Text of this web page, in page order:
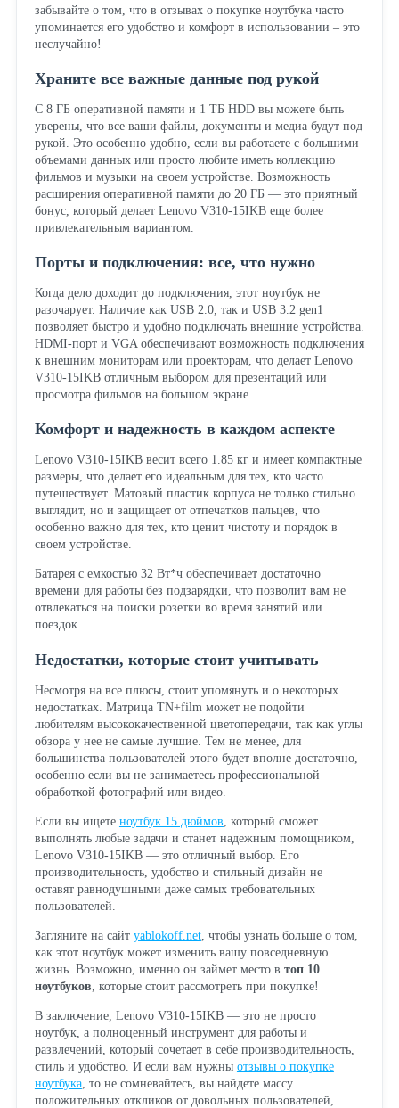
забывайте о том, что в отзывах о покупке ноутбука часто
упоминается его удобство и комфорт в использовании – это
неслучайно!
Храните все важные данные под рукой
С 8 ГБ оперативной памяти и 1 ТБ HDD вы можете быть
уверены, что все ваши файлы, документы и медиа будут под
рукой. Это особенно удобно, если вы работаете с большими
объемами данных или просто любите иметь коллекцию
фильмов и музыки на своем устройстве. Возможность
расширения оперативной памяти до 20 ГБ — это приятный
бонус, который делает Lenovo V310-15IKB еще более
привлекательным вариантом.
Порты и подключения: все, что нужно
Когда дело доходит до подключения, этот ноутбук не
разочарует. Наличие как USB 2.0, так и USB 3.2 gen1
позволяет быстро и удобно подключать внешние устройства.
HDMI-порт и VGA обеспечивают возможность подключения
к внешним мониторам или проекторам, что делает Lenovo
V310-15IKB отличным выбором для презентаций или
просмотра фильмов на большом экране.
Комфорт и надежность в каждом аспекте
Lenovo V310-15IKB весит всего 1.85 кг и имеет компактные
размеры, что делает его идеальным для тех, кто часто
путешествует. Матовый пластик корпуса не только стильно
выглядит, но и защищает от отпечатков пальцев, что
особенно важно для тех, кто ценит чистоту и порядок в
своем устройстве.
Батарея с емкостью 32 Вт*ч обеспечивает достаточно
времени для работы без подзарядки, что позволит вам не
отвлекаться на поиски розетки во время занятий или
поездок.
Недостатки, которые стоит учитывать
Несмотря на все плюсы, стоит упомянуть и о некоторых
недостатках. Матрица TN+film может не подойти
любителям высококачественной цветопередачи, так как углы
обзора у нее не самые лучшие. Тем не менее, для
большинства пользователей этого будет вполне достаточно,
особенно если вы не занимаетесь профессиональной
обработкой фотографий или видео.
Если вы ищете ноутбук 15 дюймов , который сможет
выполнять любые задачи и станет надежным помощником,
Lenovo V310-15IKB — это отличный выбор. Его
производительность, удобство и стильный дизайн не
оставят равнодушными даже самых требовательных
пользователей.
Загляните на сайт yablokoff.net, чтобы узнать больше о том,
как этот ноутбук может изменить вашу повседневную
жизнь. Возможно, именно он займет место в топ 10
ноутбуков , которые стоит рассмотреть при покупке!
В заключение, Lenovo V310-15IKB — это не просто
ноутбук, а полноценный инструмент для работы и
развлечений, который сочетает в себе производительность,
стиль и удобство. И если вам нужны отзывы о покупке
ноутбука, то не сомневайтесь, вы найдете массу
положительных откликов от довольных пользователей,